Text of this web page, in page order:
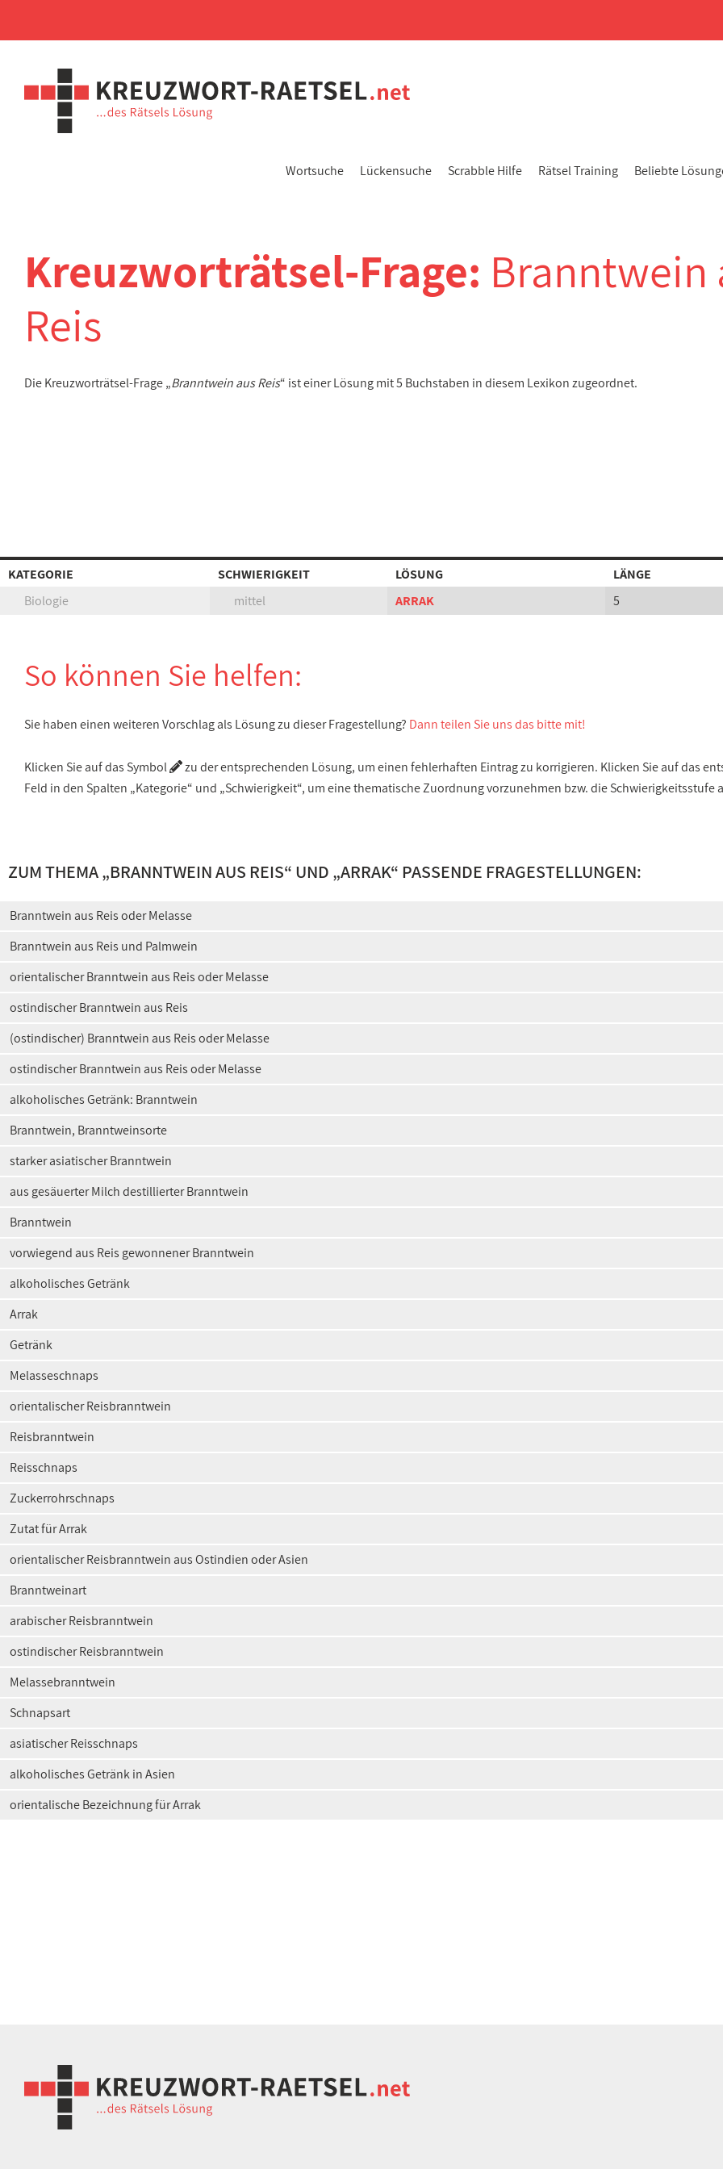
Wortsuche Lückensuche Scrabble Hilfe Rätsel Training Beliebte
Kreuzworträtsel-Frage: Branntwein
Reis
Die Kreuzworträtsel-Frage „Branntwein aus Reis“ ist einer Lösung mit 5 Buchstaben in diesem Lexikon zugeordnet.
KATEGORIE SCHWIERIGKEIT LÖSUNG
LÄNGE
Biologie
mittel ARRAK 5
So können Sie helfen:
Sie haben einen weiteren Vorschlag als Lösung zu dieser Fragestellung? Dann teilen Sie uns das bitte mit!
Klicken Sie auf das Symbol
zu der entsprechenden Lösung, um einen fehlerhaften Eintrag zu korrigieren. Klicken Sie auf das
Feld in den Spalten „Kategorie“ und „Schwierigkeit“, um eine thematische Zuordnung vorzunehmen bzw. die Schwierigkeitsstufe
ZUM THEMA „BRANNTWEIN AUS REIS“ UND „ARRAK“ PASSENDE FRAGESTELLUNGEN:
Branntwein aus Reis oder Melasse
Branntwein aus Reis und Palmwein
orientalischer Branntwein aus Reis oder Melasse
ostindischer Branntwein aus Reis
(ostindischer) Branntwein aus Reis oder Melasse
ostindischer Branntwein aus Reis oder Melasse
alkoholisches Getränk: Branntwein
Branntwein, Branntweinsorte
starker asiatischer Branntwein
aus gesäuerter Milch destillierter Branntwein
Branntwein
vorwiegend aus Reis gewonnener Branntwein
alkoholisches Getränk
Arrak
Getränk
Melasseschnaps
orientalischer Reisbranntwein
Reisbranntwein
Reisschnaps
Zuckerrohrschnaps
Zutat für Arrak
orientalischer Reisbranntwein aus Ostindien oder Asien
Branntweinart
arabischer Reisbranntwein
ostindischer Reisbranntwein
Melassebranntwein
Schnapsart
asiatischer Reisschnaps
alkoholisches Getränk in Asien
orientalische Bezeichnung für Arrak